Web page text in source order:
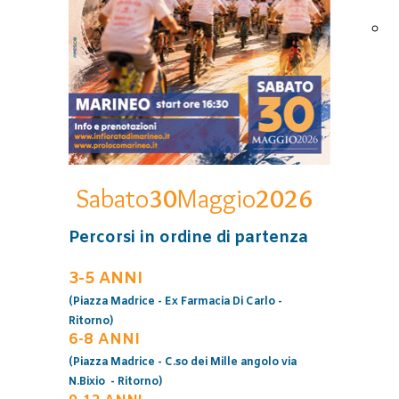
Sabato30Maggio2026
Percorsi in ordine di partenza
3-5 ANNI
(Piazza Madrice - Ex Farmacia Di Carlo -
Ritorno)
6-8 ANNI
(Piazza Madrice - C.so dei Mille angolo via
N.Bixio - Ritorno)